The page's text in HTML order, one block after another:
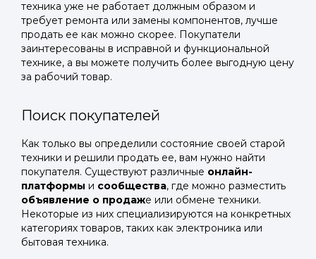
техника уже не работает должным образом и
требует ремонта или замены компонентов, лучше
продать ее как можно скорее. Покупатели
заинтересованы в исправной и функциональной
технике, а вы можете получить более выгодную цену
за рабочий товар.
Поиск покупателей
Как только вы определили состояние своей старой
техники и решили продать ее, вам нужно найти
покупателя. Существуют различные онлайн-
платформы и сообщества, где можно разместить
объявление о продаже или обмене техники.
Некоторые из них специализируются на конкретных
категориях товаров, таких как электроника или
бытовая техника.